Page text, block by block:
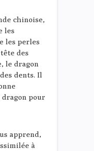
chinoise,
les
les perles
des
le dragon
dents. Il
dragon pour
apprend,
à